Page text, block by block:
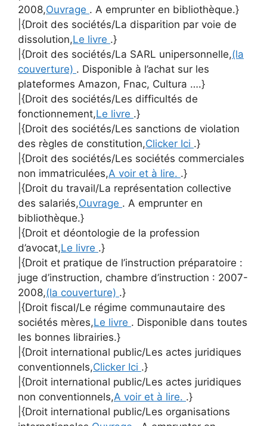
2008,Ouvrage . A emprunter en bibliothèque.}
|{Droit des sociétés/La disparition par voie de
dissolution,Le livre .}
|{Droit des sociétés/La SARL unipersonnelle,(la
couverture) . Disponible à l’achat sur les
plateformes Amazon, Fnac, Cultura ….}
|{Droit des sociétés/Les difficultés de
fonctionnement,Le livre .}
|{Droit des sociétés/Les sanctions de violation
des règles de constitution,Clicker Ici .}
|{Droit des sociétés/Les sociétés commerciales
non immatriculées,A voir et à lire. .}
|{Droit du travail/La représentation collective
des salariés,Ouvrage . A emprunter en
bibliothèque.}
|{Droit et déontologie de la profession
d’avocat,Le livre .}
|{Droit et pratique de l’instruction préparatoire :
juge d’instruction, chambre d’instruction : 2007-
2008,(la couverture) .}
|{Droit fiscal/Le régime communautaire des
sociétés mères,Le livre . Disponible dans toutes
les bonnes librairies.}
|{Droit international public/Les actes juridiques
conventionnels,Clicker Ici .}
|{Droit international public/Les actes juridiques
non conventionnels,A voir et à lire. .}
|{Droit international public/Les organisations